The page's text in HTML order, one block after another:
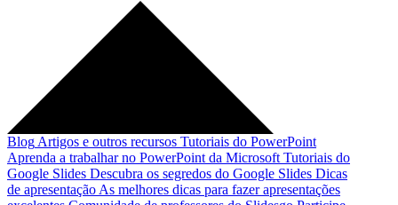
Blog Artigos e outros recursos Tutoriais do PowerPoint
Aprenda a trabalhar no PowerPoint da Microsoft Tutoriais do
Google Slides Descubra os segredos do Google Slides Dicas
de apresentação As melhores dicas para fazer apresentações